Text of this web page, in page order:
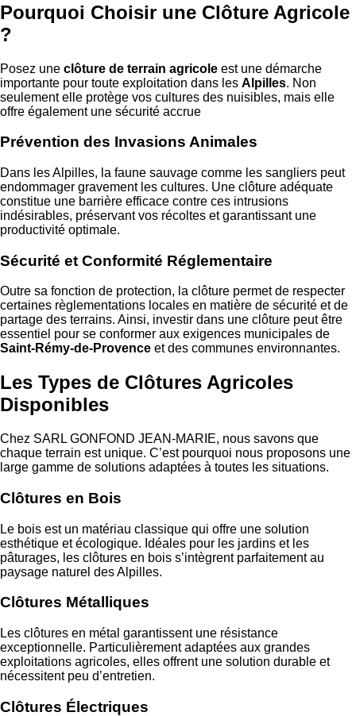
Pourquoi Choisir une Clôture Agricole
?
Posez une clôture de terrain agricole est une démarche
importante pour toute exploitation dans les Alpilles. Non
seulement elle protège vos cultures des nuisibles, mais elle
offre également une sécurité accrue
Prévention des Invasions Animales
Dans les Alpilles, la faune sauvage comme les sangliers peut
endommager gravement les cultures. Une clôture adéquate
constitue une barrière efficace contre ces intrusions
indésirables, préservant vos récoltes et garantissant une
productivité optimale.
Sécurité et Conformité Réglementaire
Outre sa fonction de protection, la clôture permet de respecter
certaines règlementations locales en matière de sécurité et de
partage des terrains. Ainsi, investir dans une clôture peut être
essentiel pour se conformer aux exigences municipales de
Saint-Rémy-de-Provence et des communes environnantes.
Les Types de Clôtures Agricoles
Disponibles
Chez SARL GONFOND JEAN-MARIE, nous savons que
chaque terrain est unique. C’est pourquoi nous proposons une
large gamme de solutions adaptées à toutes les situations.
Clôtures en Bois
Le bois est un matériau classique qui offre une solution
esthétique et écologique. Idéales pour les jardins et les
pâturages, les clôtures en bois s’intègrent parfaitement au
paysage naturel des Alpilles.
Clôtures Métalliques
Les clôtures en métal garantissent une résistance
exceptionnelle. Particulièrement adaptées aux grandes
exploitations agricoles, elles offrent une solution durable et
nécessitent peu d’entretien.
Clôtures Électriques